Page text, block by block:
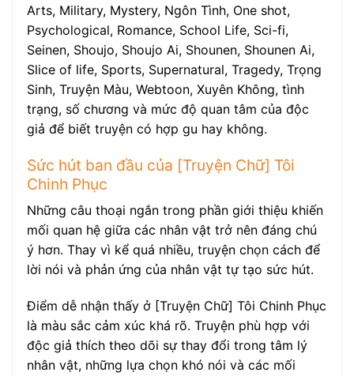
Arts, Military, Mystery, Ngôn Tình, One shot,
Psychological, Romance, School Life, Sci-fi,
Seinen, Shoujo, Shoujo Ai, Shounen, Shounen Ai,
Slice of life, Sports, Supernatural, Tragedy, Trọng
Sinh, Truyện Màu, Webtoon, Xuyên Không, tình
trạng, số chương và mức độ quan tâm của độc
giả để biết truyện có hợp gu hay không.
Sức hút ban đầu của [Truyện Chữ] Tôi
Chinh Phục
Những câu thoại ngắn trong phần giới thiệu khiến
mối quan hệ giữa các nhân vật trở nên đáng chú
ý hơn. Thay vì kể quá nhiều, truyện chọn cách để
lời nói và phản ứng của nhân vật tự tạo sức hút.
Điểm dễ nhận thấy ở [Truyện Chữ] Tôi Chinh Phục
là màu sắc cảm xúc khá rõ. Truyện phù hợp với
độc giả thích theo dõi sự thay đổi trong tâm lý
nhân vật, những lựa chọn khó nói và các mối